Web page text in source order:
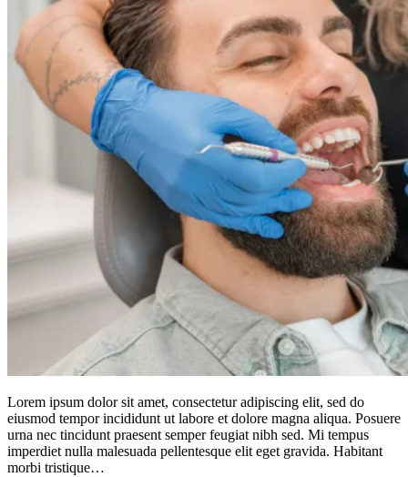
Lorem ipsum dolor sit amet, consectetur adipiscing elit, sed do
eiusmod tempor incididunt ut labore et dolore magna aliqua. Posuere
urna nec tincidunt praesent semper feugiat nibh sed. Mi tempus
imperdiet nulla malesuada pellentesque elit eget gravida. Habitant
morbi tristique…